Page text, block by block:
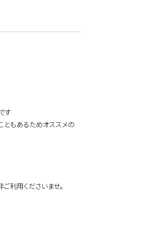
す
ともあるためオススメの
利用くださいませ。